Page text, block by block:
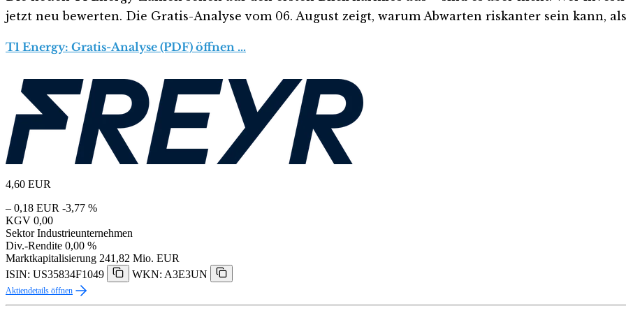
jetzt neu bewerten. Die Gratis-Analyse vom 06. August zeigt, warum Abwarten riskanter sein kann,
T1 Energy: Gratis-Analyse (PDF) öffnen …
4,60 EUR
– 0,18 EUR -3,77 %
KGV 0,00
Sektor Industrieunternehmen
Div.-Rendite 0,00 %
Marktkapitalisierung 241,82 Mio. EUR
ISIN: US35834F1049
WKN: A3E3UN
Aktiendetails öffnen